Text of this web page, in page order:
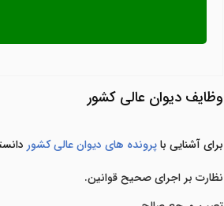
وظایف دیوان عالی کشور
برای آشنایی باپرونده های دیوان عالی کشور
نظارت بر اجرای صحیح قوانین.